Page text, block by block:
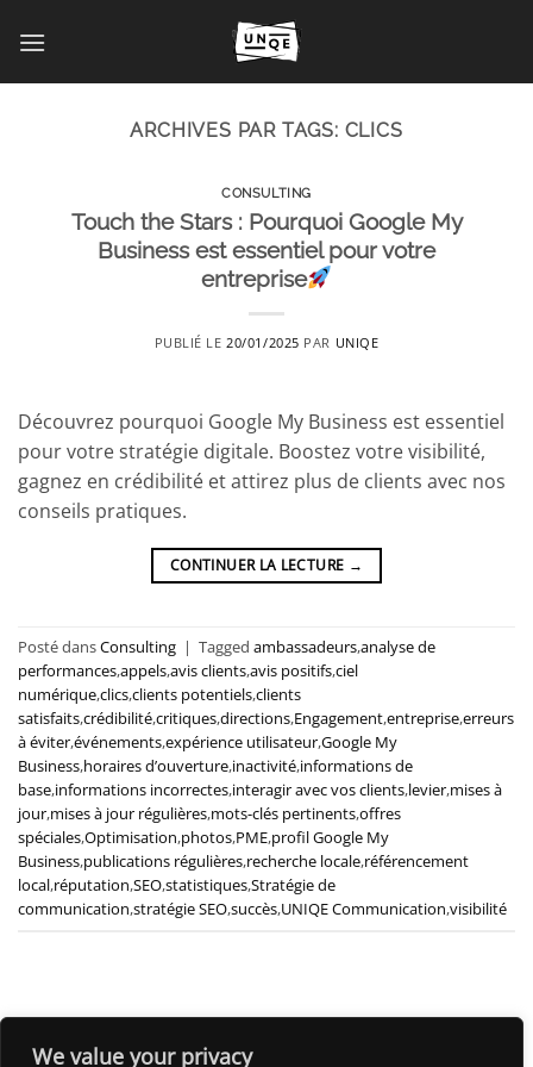
We value your privacy
au
ARCHIVES PAR TAGS: CLICS
CONSULTING
Touch the Stars : Pourquoi Google My
Business est essentiel pour votre
entreprise
PUBLIÉ LE 20/01/2025 PAR UNIQE
Découvrez pourquoi Google My Business est essentiel
pour votre stratégie digitale. Boostez votre visibilité,
gagnez en crédibilité et attirez plus de clients avec nos
conseils pratiques.
CONTINUER LA LECTURE →
Posté dansConsulting | Tagged ambassadeurs,analyse de
performances,appels,avis clients,avis positifs,ciel
numérique,clics,clients potentiels,clients
satisfaits,crédibilité,critiques,directions,Engagement,entreprise,erreurs
à éviter,événements,expérience utilisateur,Google My
Business,horaires d’ouverture,inactivité,informations de
base,informations incorrectes,interagir avec vos clients,levier,mises à
jour,mises à jour régulières,mots-clés pertinents,offres
spéciales,Optimisation,photos,PME,profil Google My
Business,publications régulières,recherche locale,référencement
local,réputation,SEO,statistiques,Stratégie de
communication,stratégie SEO,succès,UNIQE Communication,visibilité